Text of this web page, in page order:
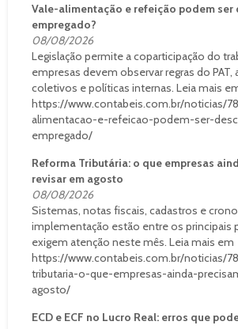
Vale-alimentação e refeição podem
empregado?
08/08/2026
Legislação permite a coparticipação do
empresas devem observar regras do PAT,
coletivos e políticas internas. Leia mais
https://www.contabeis.com.br/noticias/
alimentacao-e-refeicao-podem-ser-
empregado/
Reforma Tributária: o que empresas
revisar em agosto
08/08/2026
Sistemas, notas fiscais, cadastros e
implementação estão entre os principais
exigem atenção neste mês. Leia mais em
https://www.contabeis.com.br/noticias/
tributaria-o-que-empresas-ainda-
agosto/
ECD e ECF no Lucro Real: erros que